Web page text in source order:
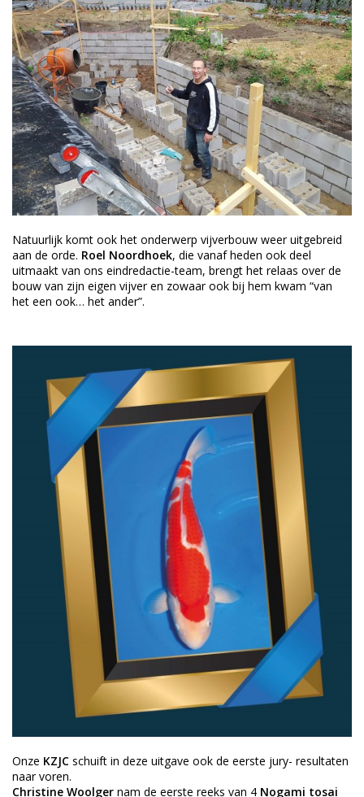
Natuurlijk komt ook het onderwerp vijverbouw weer uitgebreid
aan de orde. Roel Noordhoek, die vanaf heden ook deel
uitmaakt van ons eindredactie-team, brengt het relaas over de
bouw van zijn eigen vijver en zowaar ook bij hem kwam “van
het een ook… het ander”.
Onze KZJC schuift in deze uitgave ook de eerste jury- resultaten
naar voren.
Christine Woolger nam de eerste reeks van 4 Nogami tosai